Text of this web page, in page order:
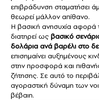
επιβράδυνση σταματήσει
θεωρεί μάλλον απίθανο.
Η βασική ανησυχία αφορά
διατηρεί ως βασικό
δολάρια ανά βαρέλι στο
επισημαίνει αυξημένους
στην προσφορά και
ζήτησης. Σε αυτό το
αγοραστική δύναμη των
βέβαιη.